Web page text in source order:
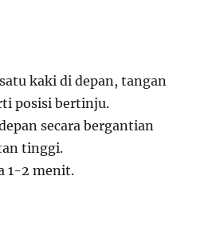
kaki di depan, tangan
posisi bertinju.
secara bergantian
tinggi.
1-2 menit.